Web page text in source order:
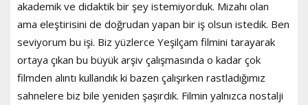
akademik ve didaktik bir şey istemiyorduk. Mizahı olan
ama eleştirisini de doğrudan yapan bir iş olsun istedik. Ben
seviyorum bu işi. Biz yüzlerce Yeşilçam filmini tarayarak
ortaya çıkan bu büyük arşiv çalışmasında o kadar çok
filmden alıntı kullandık ki bazen çalışırken rastladığımız
sahnelere biz bile yeniden şaşırdık. Filmin yalnızca nostalji